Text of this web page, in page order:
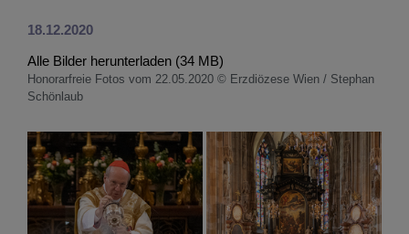
18.12.2020
Alle Bilder herunterladen (34 MB)
Honorarfreie Fotos vom 22.05.2020 © Erzdiözese Wien / Stephan
Schönlaub